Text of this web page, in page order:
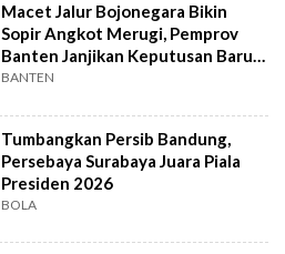
Macet Jalur Bojonegara Bikin
Sopir Angkot Merugi, Pemprov
Banten Janjikan Keputusan Baru 4
Hari Lagi
BANTEN
Tumbangkan Persib Bandung,
Persebaya Surabaya Juara Piala
Presiden 2026
BOLA